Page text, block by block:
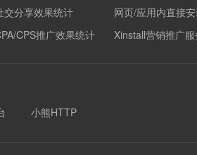
交分享效果统计
网页/应用内直接
CPS推广效果统计
Xinstall营销推广
小熊HTTP